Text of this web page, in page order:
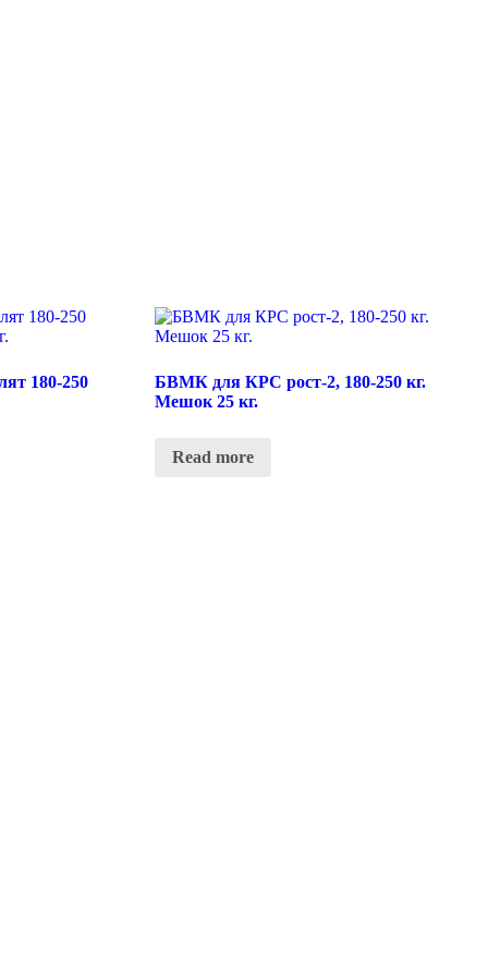
180-250
БВМК для КРС рост-2, 180-250 кг.
Мешок 25 кг.
Read more